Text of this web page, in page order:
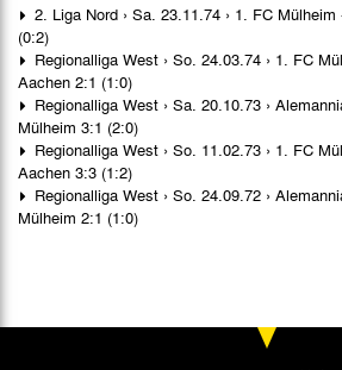
2. Liga Nord › Sa. 23.11.74 › 1. FC
(0:2)
Regionalliga West › So. 24.03.74 › 1. FC
Aachen 2:1 (1:0)
Regionalliga West › Sa. 20.10.73 ›
Mülheim 3:1 (2:0)
Regionalliga West › So. 11.02.73 › 1. FC
Aachen 3:3 (1:2)
Regionalliga West › So. 24.09.72 ›
Mülheim 2:1 (1:0)